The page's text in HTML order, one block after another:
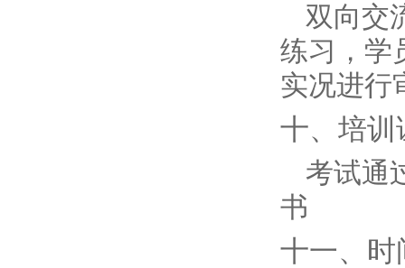
双向交
练习，学
实况进行
十、培训
考试通
书
十一、时